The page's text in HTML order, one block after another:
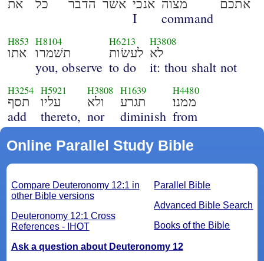
את כל הדבר אשׁר אנכי
I
מצוה
command
אתכם
H853
אתו
H8104
תשׁמרו
you, observe
H6213
לעשׂות
to do
H3808
לא
it: thou shalt not
H3254
תסף
add
H5921
עליו
thereto,
H3808
ולא
nor
H1639
תגרע
diminish
H4480
ממנו׃
from
Online Parallel Study Bible
Parallel Bible
Advanced Bible Search
Books of the Bible
Compare Deuteronomy 12:1 in
other Bible versions
Deuteronomy 12:1 Cross
References - IHOT
Ask a question about Deuteronomy 12